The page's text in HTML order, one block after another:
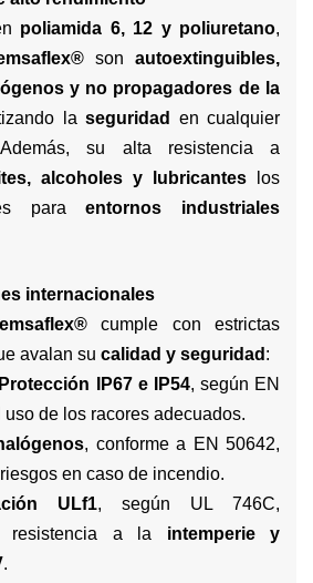
poliamida 6, 12 y poliuretano,
son autoextinguibles,
y no propagadores de la
laseguridad
en cualquier
Además, su alta resistencia a
alcoholes y lubricantes los
paraentornos industriales
internacionales
cumple con estrictas
avalan su calidad y seguridad :
IP67 e IP54, según EN
de los racores adecuados.
, conforme a EN 50642,
en caso de incendio.
ULf1, según UL 746C,
resistencia a la intemperie y
.